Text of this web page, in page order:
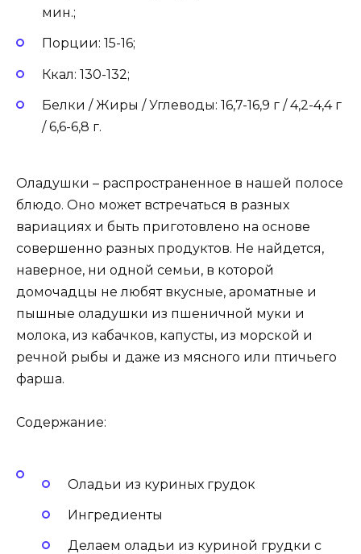
мин.;
Порции: 15-16;
Ккал: 130-132;
Белки / Жиры / Углеводы: 16,7-16,9 г / 4,2-4,4 г
/ 6,6-6,8 г.
Оладушки – распространенное в нашей полосе
блюдо. Оно может встречаться в разных
вариациях и быть приготовлено на основе
совершенно разных продуктов. Не найдется,
наверное, ни одной семьи, в которой
домочадцы не любят вкусные, ароматные и
пышные оладушки из пшеничной муки и
молока, из кабачков, капусты, из морской и
речной рыбы и даже из мясного или птичьего
фарша.
Содержание:
Оладьи из куриных грудок
Ингредиенты
Делаем оладьи из куриной грудки с